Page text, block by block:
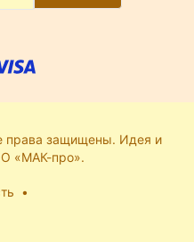
права защищены. Идея и
«МАК-про».